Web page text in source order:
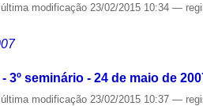
última modificação 23/02/2015 10:34—
seminário - 24 de maio de
última modificação 23/02/2015 10:37—